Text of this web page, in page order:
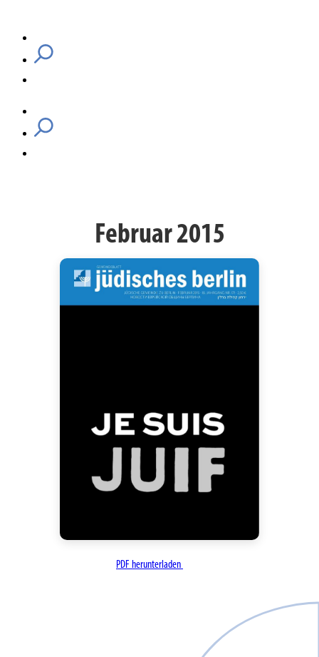
Februar 2015
PDF herunterladen